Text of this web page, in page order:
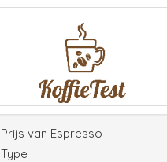
Prijs van Espresso
Type